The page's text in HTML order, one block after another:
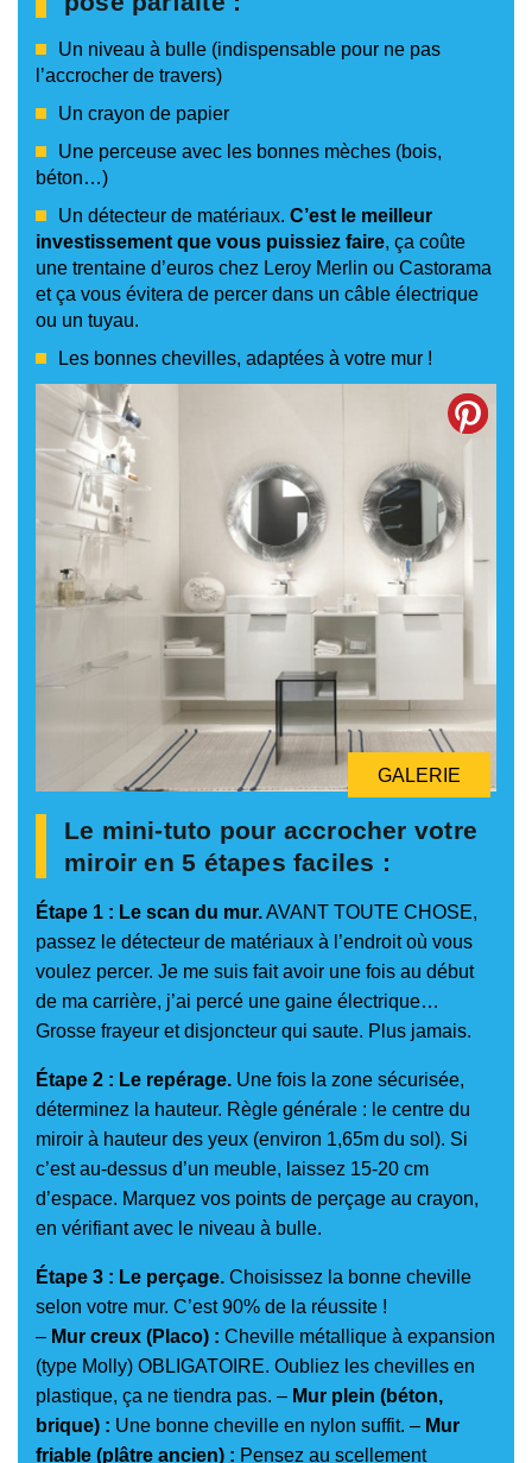
Un niveau à bulle (indispensable pour ne pas
l’accrocher de travers)
Un crayon de papier
Une perceuse avec les bonnes mèches (bois,
béton…)
Un détecteur de matériaux. C’est le meilleur
investissement que vous puissiez faire, ça coûte
une trentaine d’euros chez Leroy Merlin ou Castorama
et ça vous évitera de percer dans un câble électrique
ou un tuyau.
Les bonnes chevilles, adaptées à votre mur !
GALERIE
Le mini-tuto pour accrocher votre
miroir en 5 étapes faciles :
Étape 1 : Le scan du mur.AVANT TOUTE CHOSE,
passez le détecteur de matériaux à l’endroit où vous
voulez percer. Je me suis fait avoir une fois au début
de ma carrière, j’ai percé une gaine électrique…
Grosse frayeur et disjoncteur qui saute. Plus jamais.
Étape 2 : Le repérage. Une fois la zone sécurisée,
déterminez la hauteur. Règle générale : le centre du
miroir à hauteur des yeux (environ 1,65m du sol). Si
c’est au-dessus d’un meuble, laissez 15-20 cm
d’espace. Marquez vos points de perçage au crayon,
en vérifiant avec le niveau à bulle.
Étape 3 : Le perçage. Choisissez la bonne cheville
selon votre mur. C’est 90% de la réussite !
– Mur creux (Placo) : Cheville métallique à expansion
(type Molly) OBLIGATOIRE. Oubliez les chevilles en
plastique, ça ne tiendra pas. – Mur plein (béton,
brique) : Une bonne cheville en nylon suffit. – Mur
friable (plâtre ancien) : Pensez au scellement